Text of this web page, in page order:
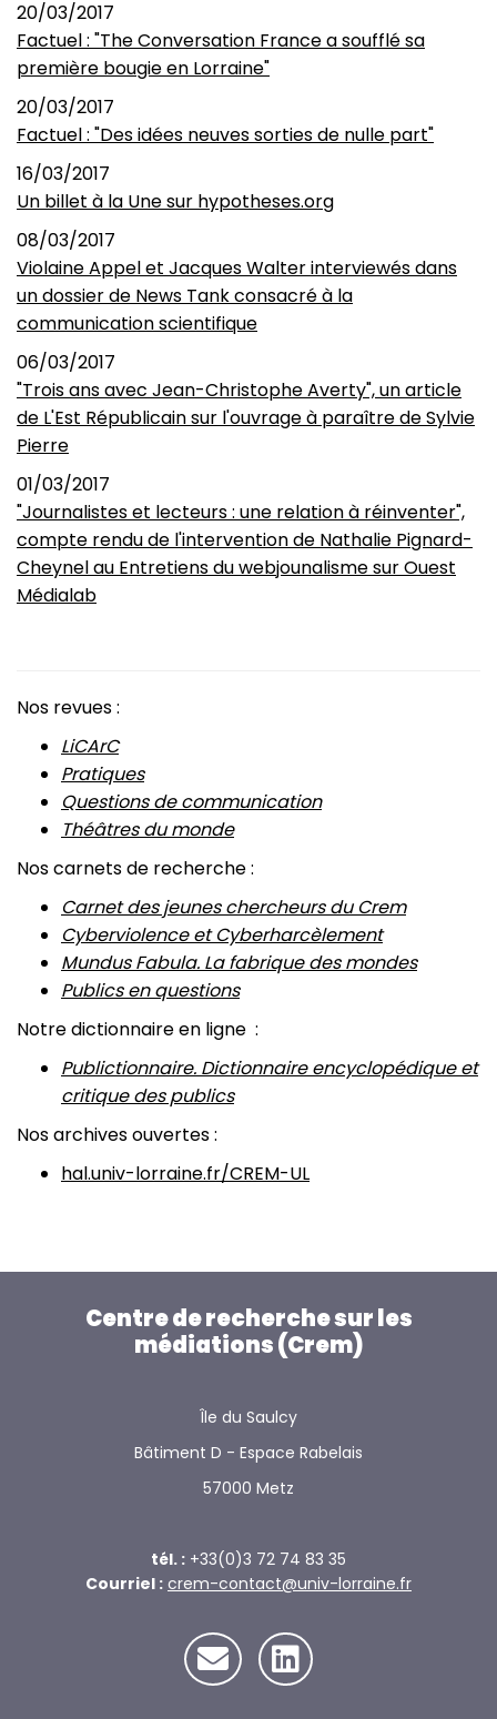
20/03/2017
Factuel : "The Conversation France a soufflé sa
première bougie en Lorraine"
20/03/2017
Factuel : "Des idées neuves sorties de nulle part"
16/03/2017
Un billet à la Une sur hypotheses.org
08/03/2017
Violaine Appel et Jacques Walter interviewés dans
un dossier de News Tank consacré à la
communication scientifique
06/03/2017
"Trois ans avec Jean-Christophe Averty", un article
de L'Est Républicain sur l'ouvrage à paraître de Sylvie
Pierre
01/03/2017
"Journalistes et lecteurs : une relation à réinventer",
compte rendu de l'intervention de Nathalie Pignard-
Cheynel au Entretiens du webjounalisme sur Ouest
Médialab
Nos revues :
LiCArC
Pratiques
Questions de communication
Théâtres du monde
Nos carnets de recherche :
Carnet des jeunes chercheurs du Crem
Cyberviolence et Cyberharcèlement
Mundus Fabula. La fabrique des mondes
Publics en questions
Notre dictionnaire en ligne :
Publictionnaire. Dictionnaire encyclopédique et
critique des publics
Nos archives ouvertes :
hal.univ-lorraine.fr/CREM-UL
Centre de recherche sur les
médiations (Crem)
Île du Saulcy
Bâtiment D - Espace Rabelais
57000 Metz
tél. : +33(0)3 72 74 83 35
Courriel : crem-contact@univ-lorraine.fr